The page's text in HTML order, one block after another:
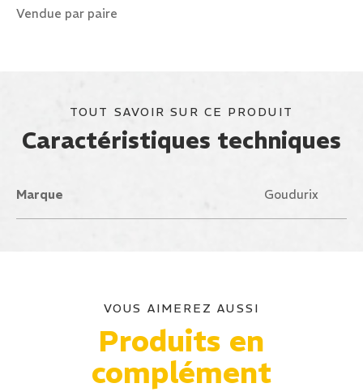
Vendue par paire
TOUT SAVOIR SUR CE PRODUIT
Caractéristiques techniques
Marque Goudurix
VOUS AIMEREZ AUSSI
Produits en
complément